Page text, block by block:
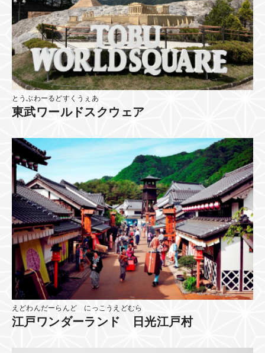
とうぶわーるどすくうぇあ
東武ワールドスクウェア
えどわんだーらんど にっこうえどむら
江戸ワンダーランド 日光江戸村